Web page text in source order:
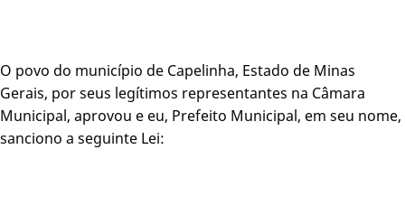
O povo do município de Capelinha, Estado de Minas
Gerais, por seus legítimos representantes na Câmara
Municipal, aprovou e eu, Prefeito Municipal, em seu nome,
sanciono a seguinte Lei: